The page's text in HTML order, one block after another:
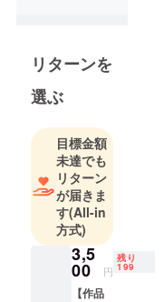
リターンを
選ぶ
目標金額
未達でも
リターン
が届きま
す(All-in
方式)
3,5
00 円
残り
199
【作品